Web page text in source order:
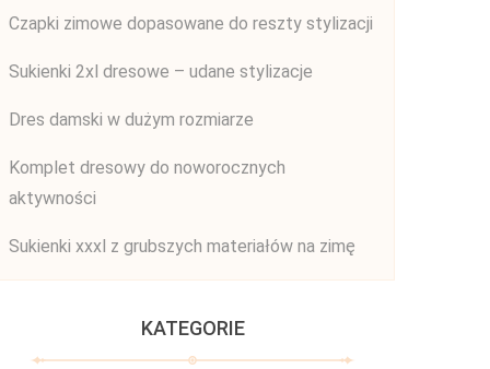
Czapki zimowe dopasowane do reszty stylizacji
Sukienki 2xl dresowe – udane stylizacje
Dres damski w dużym rozmiarze
Komplet dresowy do noworocznych
aktywności
Sukienki xxxl z grubszych materiałów na zimę
KATEGORIE